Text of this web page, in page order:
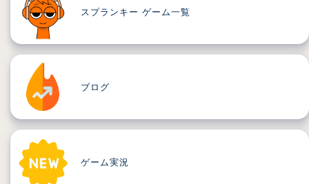
スプランキー ゲーム一覧
ブログ
ゲーム実況